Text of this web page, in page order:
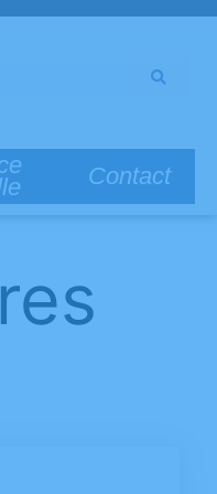
Contact